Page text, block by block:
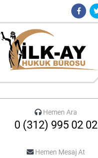
Hemen Ara
0 (312) 995 02 02
Hemen Mesaj At